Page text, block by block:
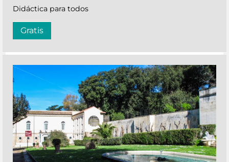
Didáctica para todos
Gratis